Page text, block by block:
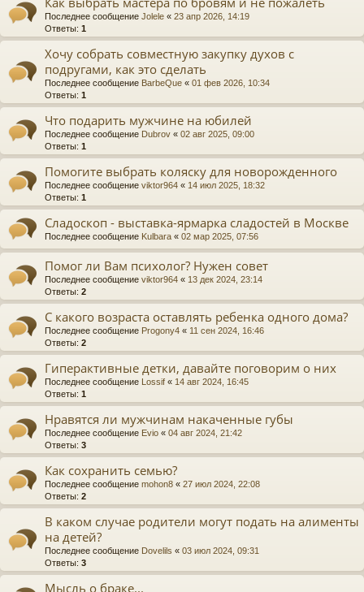
Последнее сообщение Jolele « 23 апр 2026, 14:19
Ответы: 1
Хочу собрать совместную закупку духов с
подругами, как это сделать
Последнее сообщение BarbeQue « 01 фев 2026, 10:34
Ответы: 1
Что подарить мужчине на юбилей
Последнее сообщение Dubrov « 02 авг 2025, 09:00
Ответы: 1
Помогите выбрать коляску для новорожденного
Последнее сообщение viktor964 « 14 июл 2025, 18:32
Ответы: 1
Сладоскоп - выставка-ярмарка сладостей в Москве
Последнее сообщение Kulbara « 02 мар 2025, 07:56
Помог ли Вам психолог? Нужен совет
Последнее сообщение viktor964 « 13 дек 2024, 23:14
Ответы: 2
С какого возраста оставлять ребенка одного дома?
Последнее сообщение Progony4 « 11 сен 2024, 16:46
Ответы: 2
Гиперактивные детки, давайте поговорим о них
Последнее сообщение Lossif « 14 авг 2024, 16:45
Ответы: 1
Нравятся ли мужчинам накаченные губы
Последнее сообщение Evio « 04 авг 2024, 21:42
Ответы: 3
Как сохранить семью?
Последнее сообщение mohon8 « 27 июл 2024, 22:08
Ответы: 2
В каком случае родители могут подать на алименты
на детей?
Последнее сообщение Dovelils « 03 июл 2024, 09:31
Ответы: 3
Мысль о браке...